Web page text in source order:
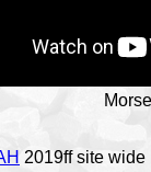
2019ff site